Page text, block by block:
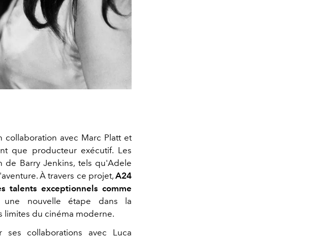
collaboration avec Marc Platt et
que producteur exécutif. Les
Barry Jenkins, tels qu'Adele
À travers ce projet,A24
talents exceptionnels comme
une nouvelle étape dans la
limites du cinéma moderne.
ses collaborations avec Luca